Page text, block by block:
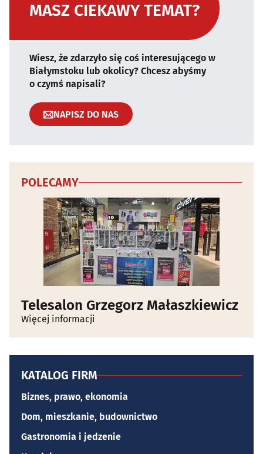
MASZ CIEKAWY TEMAT?
Wiesz, że zdarzyło się coś interesującego w
Białymstoku lub okolicy? Chcesz abyśmy
o czymś napisali?
NAPISZ DO NAS
POLECAMY
Telesalon Grzegorz Małaszkiewicz
Więcej informacji
KATALOG FIRM
Biznes, prawo, ekonomia
Dom, mieszkanie, budownictwo
Gastronomia i jedzenie